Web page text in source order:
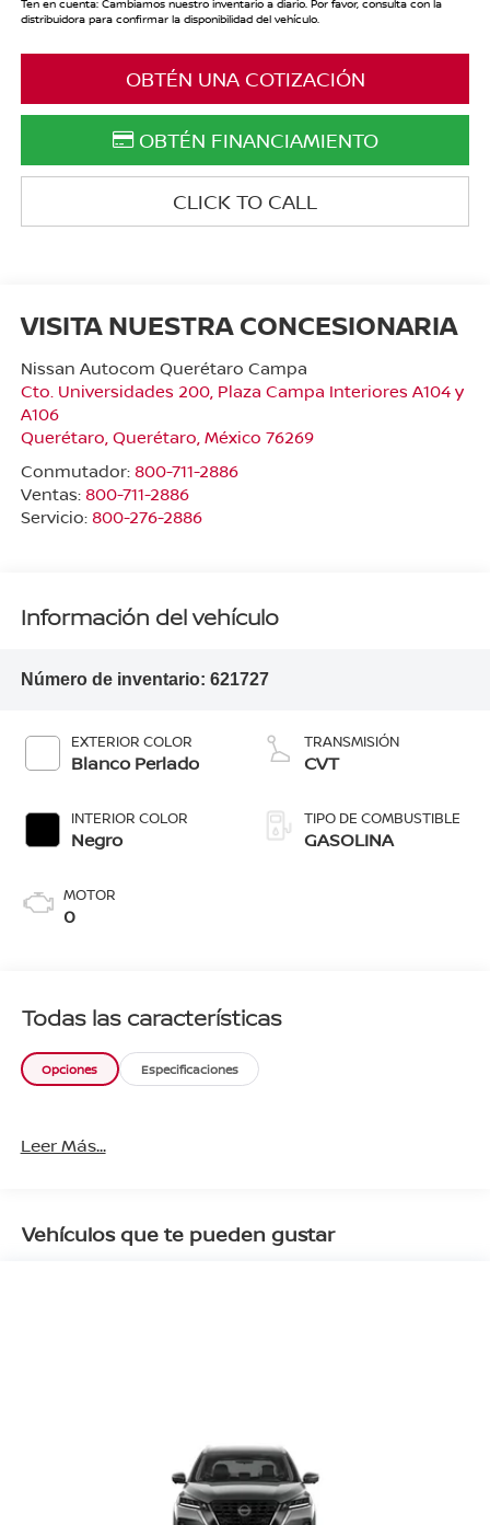
Ten en cuenta: Cambiamos nuestro inventario a diario. Por favor, consulta con la
distribuidora para confirmar la disponibilidad del vehículo.
OBTÉN UNA COTIZACIÓN
OBTÉN FINANCIAMIENTO
CLICK TO CALL
VISITA NUESTRA CONCESIONARIA
Nissan Autocom Querétaro Campa
Cto. Universidades 200, Plaza Campa Interiores A104 y
A106
Querétaro, Querétaro, México 76269
Conmutador: 800-711-2886
Ventas: 800-711-2886
Servicio: 800-276-2886
Información del vehículo
Número de inventario: 621727
EXTERIOR COLOR
Blanco Perlado
INTERIOR COLOR
Negro
MOTOR
0
TRANSMISIÓN
CVT
TIPO DE COMBUSTIBLE
GASOLINA
Todas las características
Opciones Especificaciones
Leer Más...
Vehículos que te pueden gustar